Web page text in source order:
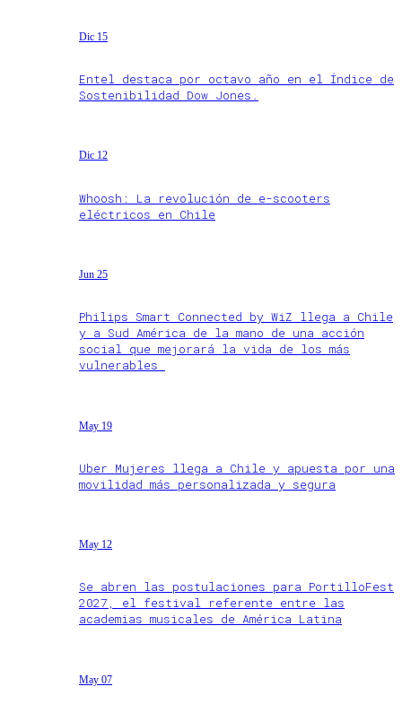
Dic 15
Entel destaca por octavo año en el Índice de
Sostenibilidad Dow Jones.
Dic 12
Whoosh: La revolución de e-scooters
eléctricos en Chile
Jun 25
Philips Smart Connected by WiZ llega a Chile
y a Sud América de la mano de una acción
social que mejorará la vida de los más
vulnerables
May 19
Uber Mujeres llega a Chile y apuesta por una
movilidad más personalizada y segura
May 12
Se abren las postulaciones para PortilloFest
2027, el festival referente entre las
academias musicales de América Latina
May 07